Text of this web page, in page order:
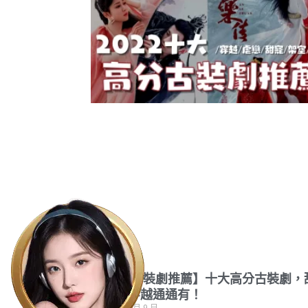
【2022古裝劇推薦】十大高分古裝劇，
寵虐戀穿越通通有！